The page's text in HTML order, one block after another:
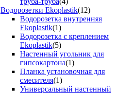
Водорозетки Ekoplastik(12)
Водорозетка внутренняя
Ekoplastik(1)
Водорозетка с креплением
Ekoplastik(5)
Настенный угольник для
гипсокартона(1)
Планка установочная для
смесителя(1)
Универсальный настенный